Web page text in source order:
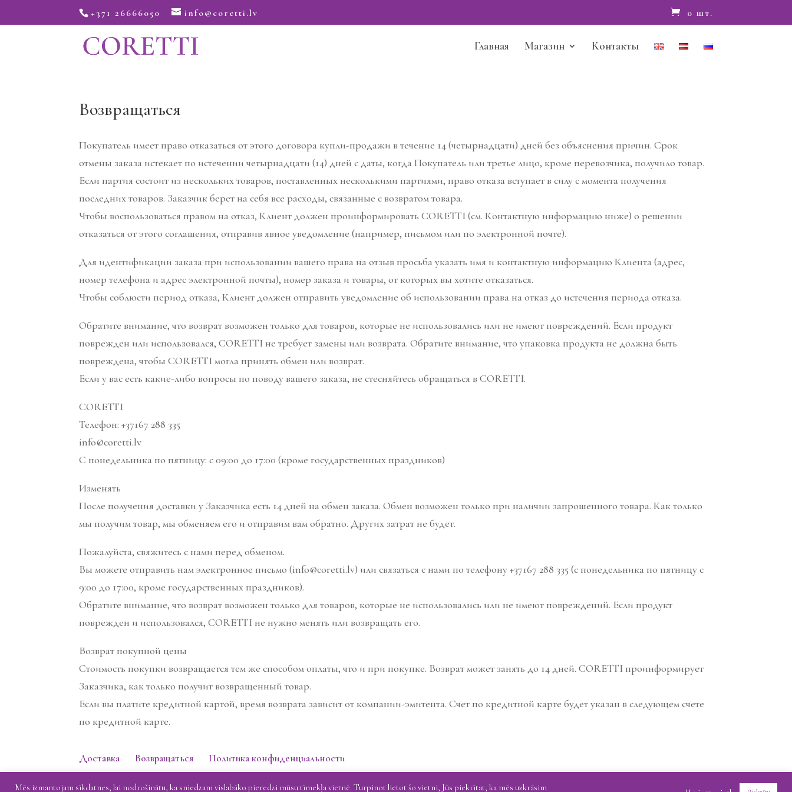
+371 26666050 info@coretti.lv 0 шт.
Главная Магазин Контакты
Возвращаться
Покупатель имеет право отказаться от этого договора купли-продажи в течение 14 (четырнадцати) дней без объяснения причин. Срок
отмены заказа истекает по истечении четырнадцати (14) дней с даты, когда Покупатель или третье лицо, кроме перевозчика, получило товар.
Если партия состоит из нескольких товаров, поставленных несколькими партиями, право отказа вступает в силу с момента получения
последних товаров. Заказчик берет на себя все расходы, связанные с возвратом товара.
Чтобы воспользоваться правом на отказ, Клиент должен проинформировать CORETTI (см. Контактную информацию ниже) о решении
отказаться от этого соглашения, отправив явное уведомление (например, письмом или по электронной почте).
Для идентификации заказа при использовании вашего права на отзыв просьба указать имя и контактную информацию Клиента (адрес,
номер телефона и адрес электронной почты), номер заказа и товары, от которых вы хотите отказаться.
Чтобы соблюсти период отказа, Клиент должен отправить уведомление об использовании права на отказ до истечения периода отказа.
Обратите внимание, что возврат возможен только для товаров, которые не использовались или не имеют повреждений. Если продукт
поврежден или использовался, CORETTI не требует замены или возврата. Обратите внимание, что упаковка продукта не должна быть
повреждена, чтобы CORETTI могла принять обмен или возврат.
Если у вас есть какие-либо вопросы по поводу вашего заказа, не стесняйтесь обращаться в CORETTI.
CORETTI
Телефон: +37167 288 335
info@coretti.lv
С понедельника по пятницу: с 09:00 до 17:00 (кроме государственных праздников)
Изменять
После получения доставки у Заказчика есть 14 дней на обмен заказа. Обмен возможен только при наличии запрошенного товара. Как только
мы получим товар, мы обменяем его и отправим вам обратно. Других затрат не будет.
Пожалуйста, свяжитесь с нами перед обменом.
Вы можете отправить нам электронное письмо (info@coretti.lv) или связаться с нами по телефону +37167 288 335 (с понедельника по пятницу с
9:00 до 17:00, кроме государственных праздников).
Обратите внимание, что возврат возможен только для товаров, которые не использовались или не имеют повреждений. Если продукт
поврежден и использовался, CORETTI не нужно менять или возвращать его.
Возврат покупной цены
Стоимость покупки возвращается тем же способом оплаты, что и при покупке. Возврат может занять до 14 дней. CORETTI проинформирует
Заказчика, как только получит возвращенный товар.
Если вы платите кредитной картой, время возврата зависит от компании-эмитента. Счет по кредитной карте будет указан в следующем счете
по кредитной карте.
Доставка Возвращаться Политика конфиденциальности
Mēs izmantojam sīkdatnes, lai nodrošinātu, ka sniedzam vislabāko pieredzi mūsu tīmekļa vietnē. Turpinot lietot šo vietni, Jūs piekrītat, ka mēs uzkrāsim